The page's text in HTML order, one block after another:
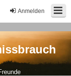
Anmelden